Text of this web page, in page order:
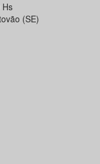
(SE)